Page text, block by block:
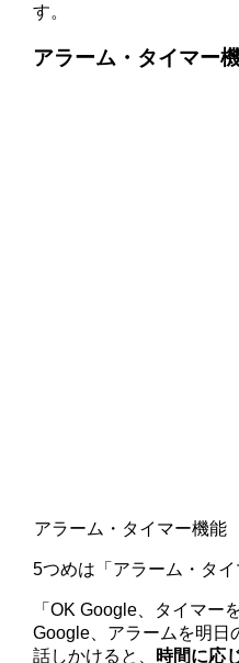
す。
アラーム・タイマー
アラーム・タイマー機能
5つめは「アラーム・タイ
「OK Google、タイマー
Google、アラームを明日
話しかけると、 時間に応